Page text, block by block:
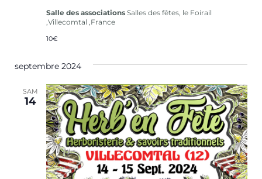
Salle des associations Salles des fêtes, le Foirail
,Villecomtal ,France
10€
septembre 2024
SAM
14